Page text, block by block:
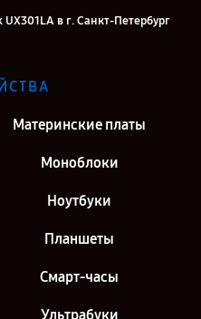
в г. Санкт-Петербург
Материнские платы
Моноблоки
Ноутбуки
Планшеты
Смарт-часы
Ультрабуки